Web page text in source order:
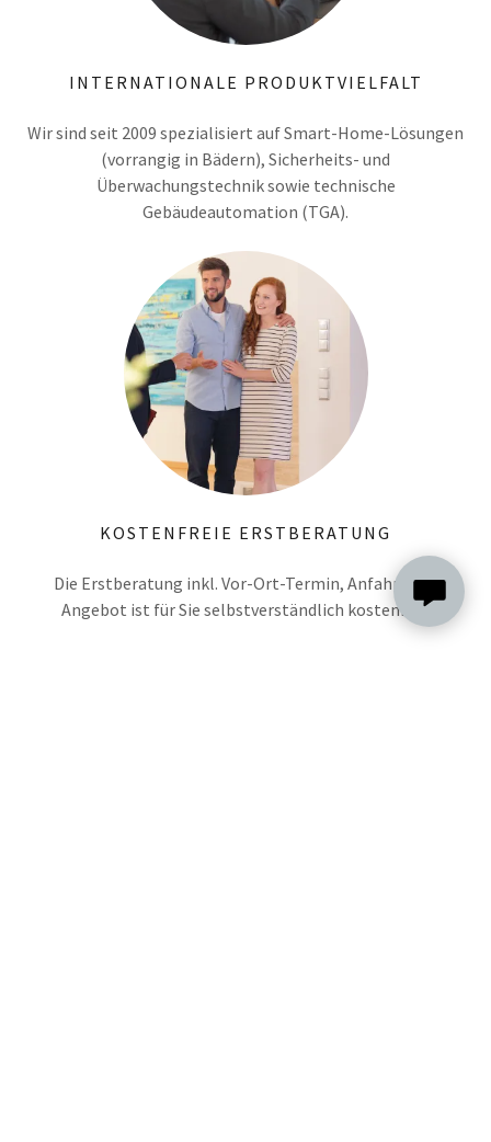
INTERNATIONALE PRODUKTVIELFALT
Wir sind seit 2009 spezialisiert auf Smart-Home-Lösungen
(vorrangig in Bädern), Sicherheits- und
Überwachungstechnik sowie technische
Gebäudeautomation (TGA).
KOSTENFREIE ERSTBERATUNG
Die Erstberatung inkl. Vor-Ort-Termin, Anfahrt und
Angebot ist für Sie selbstverständlich kostenfrei.